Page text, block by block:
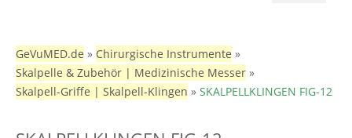
GeVuMED.de » Chirurgische Instrumente »
Skalpelle & Zubehör | Medizinische Messer »
Skalpell-Griffe | Skalpell-Klingen » SKALPELLKLINGEN FIG-12